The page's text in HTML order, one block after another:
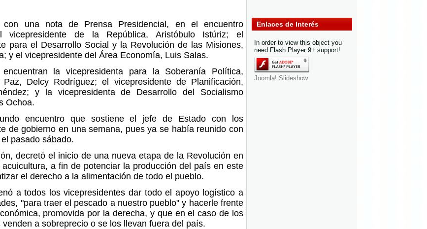
con una nota de Prensa Presidencial, en el encuentro
vicepresidente de la República, Aristóbulo Istúriz; el
para el Desarrollo Social y la Revolución de las Misiones,
y el vicepresidente del Área Economía, Luis Salas.
la vicepresidenta para la Soberanía Política,
Delcy Rodríguez; el vicepresidente de Planificación,
y la vicepresidenta de Desarrollo del Socialismo
Ochoa.
encuentro que sostiene el jefe de Estado con los
de gobierno en una semana, pues ya se había reunido con
pasado sábado.
decretó el inicio de una nueva etapa de la Revolución en
acuicultura, a fin de potenciar la producción del país en este
el derecho a la alimentación de todo el pueblo.
a todos los vicepresidentes dar todo el apoyo logístico a
"para traer el pescado a nuestro pueblo" y hacerle frente
promovida por la derecha, y que en el caso de los
venden a sobreprecio o se los llevan fuera del país.
Enlaces de Interés
In order to view this object you
need Flash Player 9+ support!
Joomla! Slideshow